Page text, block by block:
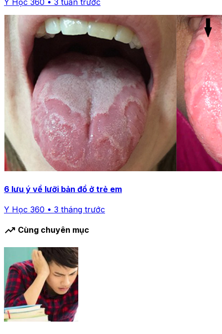
Y Học 360 • 3 tuần trước
6 lưu ý về lưỡi bản đồ ở trẻ em
Y Học 360 • 3 tháng trước
trending_up Cùng chuyên mục